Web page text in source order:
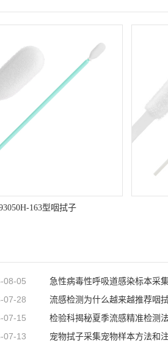
163型咽拭子
08-05
07-28
07-15 检验科揭秘夏季流感精准检测
07-13 宠物拭子采集宠物样本方法和